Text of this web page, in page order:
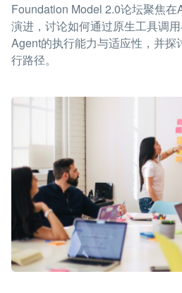
Foundation Model 2.0论坛聚焦在
演进，讨论如何通过原生工具调
Agent的执行能力与适应性，并探
行路径。